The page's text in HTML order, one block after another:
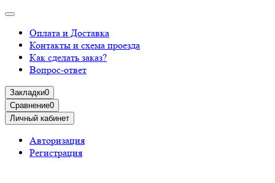
Оплата и Доставка
Контакты и схема проезда
Как сделать заказ?
Вопрос-ответ
Закладки0
Сравнение0
Личный кабинет
Авторизация
Регистрация